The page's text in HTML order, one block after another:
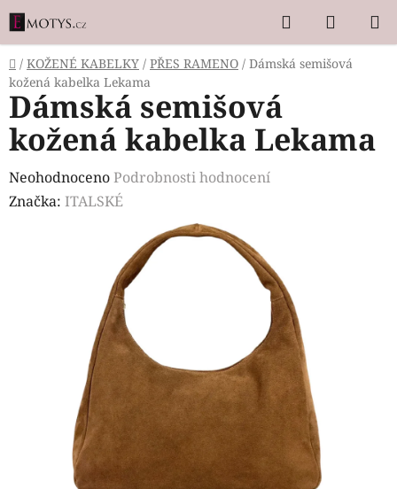
Přejít
na
obsah
Hledat
KOŠÍK
Domů
/ KOŽENÉ KABELKY / PŘES RAMENO / Dámská semišová
kožená kabelka Lekama
Dámská semišová
kožená kabelka Lekama
Průměrné
hodnocení
NeohodnocenoPodrobnosti hodnocení
Značka: ITALSKÉ